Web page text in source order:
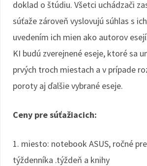
doklad o štúdiu. Všetci uchádzači
súťaže zároveň vyslovujú súhlas s
uvedením ich mien ako autorov
KI budú zverejnené eseje, ktoré sa
prvých troch miestach a v prípade
poroty aj ďalšie vybrané eseje.
Ceny pre súťažiacich:
1. miesto: notebook ASUS, ročné
týždenníka .týždeň a knihy